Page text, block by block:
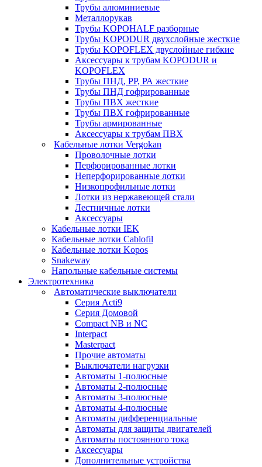
Трубы алюминиевые
Металлорукав
Трубы KOPOHALF разборные
Трубы KOPODUR двухслойные жесткие
Трубы KOPOFLEX двуслойные гибкие
Аксессуары к трубам KOPODUR и
KOPOFLEX
Трубы ПНД, РР, РА жесткие
Трубы ПНД гофрированные
Трубы ПВХ жесткие
Трубы ПВХ гофрированные
Трубы армированные
Аксессуары к трубам ПВХ
Кабельные лотки Vergokan
Проволочные лотки
Перфорированные лотки
Неперфорированные лотки
Низкопрофильные лотки
Лотки из нержавеющей стали
Лестничные лотки
Аксессуары
Кабельные лотки IEK
Кабельные лотки Cablofil
Кабельные лотки Kopos
Snakeway
Напольные кабельные системы
Электротехника
Автоматические выключатели
Серия Acti9
Серия Домовой
Compact NB и NC
Interpact
Masterpact
Прочие автоматы
Выключатели нагрузки
Автоматы 1-полюсные
Автоматы 2-полюсные
Автоматы 3-полюсные
Автоматы 4-полюсные
Автоматы дифференциальные
Автоматы для защиты двигателей
Автоматы постоянного тока
Аксессуары
Дополнительные устройства